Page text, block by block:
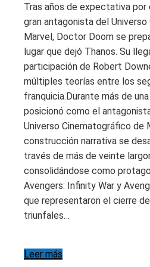
Tras años de expectativa por
gran antagonista del
Marvel, Doctor Doom se
lugar que dejó Thanos. Su
participación de Robert
múltiples teorías entre los
franquicia.Durante más de
posicionó como el
Universo Cinematográfico de
construcción narrativa se
través de más de veinte
consolidándose como
Avengers: Infinity War y
que representaron el cierre
triunfales…
Leer más